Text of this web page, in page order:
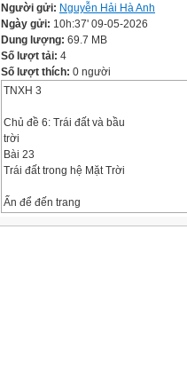
Người gửi: Nguyễn Hải Hà Anh
Ngày gửi: 10h:37' 09-05-2026
Dung lượng: 69.7 MB
Số lượt tải: 4
Số lượt thích: 0 người
TNXH 3
Chủ đề 6: Trái đất và bầu
trời
Bài 23
Trái đất trong hệ Mặt Trời
Ấn để đến trang